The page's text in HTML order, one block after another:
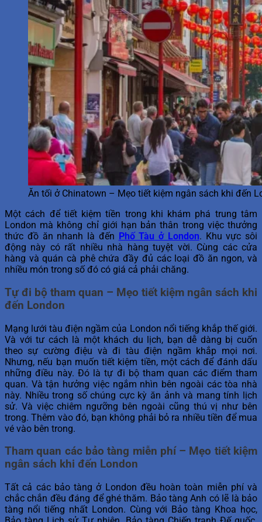
Ăn tối ở Chinatown – Mẹo tiết kiệm ngân sách khi đến
Một cách để tiết kiệm tiền trong khi khám phá trung tâm
London mà không chỉ giới hạn bản thân trong việc thưởng
thức đồ ăn nhanh là đến Phố Tàu ở London. Khu vực sôi
động này có rất nhiều nhà hàng tuyệt vời. Cùng các cửa
hàng và quán cà phê chứa đầy đủ các loại đồ ăn ngon, và
nhiều món trong số đó có giá cả phải chăng.
Tự đi bộ tham quan – Mẹo tiết kiệm ngân sách khi
đến London
Mạng lưới tàu điện ngầm của London nổi tiếng khắp thế giới.
Và với tư cách là một khách du lịch, bạn dễ dàng bị cuốn
theo sự cường điệu và đi tàu điện ngầm khắp mọi nơi.
Nhưng, nếu bạn muốn tiết kiệm tiền, một cách để đánh dấu
những điều này. Đó là tự đi bộ tham quan các điểm tham
quan. Và tận hưởng việc ngắm nhìn bên ngoài các tòa nhà
này. Nhiều trong số chúng cực kỳ ăn ảnh và mang tính lịch
sử. Và việc chiêm ngưỡng bên ngoài cũng thú vị như bên
trong. Thêm vào đó, bạn không phải bỏ ra nhiều tiền để mua
vé vào bên trong.
Tham quan các bảo tàng miễn phí – Mẹo tiết kiệm
ngân sách khi đến London
Tất cả các bảo tàng ở London đều hoàn toàn miễn phí và
chắc chắn đều đáng để ghé thăm. Bảo tàng Anh có lẽ là bảo
tàng nổi tiếng nhất London. Cùng với Bảo tàng Khoa học,